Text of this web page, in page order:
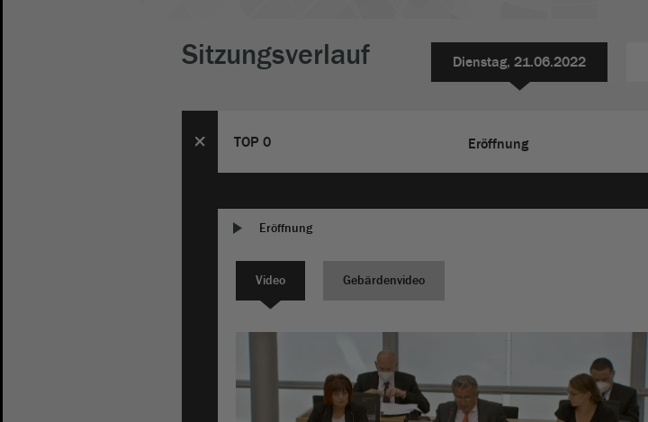
Sitzungsverlauf Dienstag, 21.06.2022
TOP 0 Eröffnung
Eröffnung
Video Gebärdenvideo